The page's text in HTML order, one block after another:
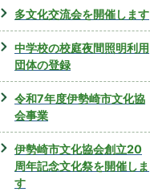
多文化交流会を開催します
中学校の校庭夜間照明利用
団体の登録
令和7年度伊勢崎市文化協
会事業
伊勢崎市文化協会創立20
周年記念文化祭を開催しま
す